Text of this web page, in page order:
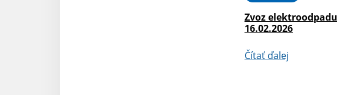
Zvoz
16.02.2026
Čítať ďalej